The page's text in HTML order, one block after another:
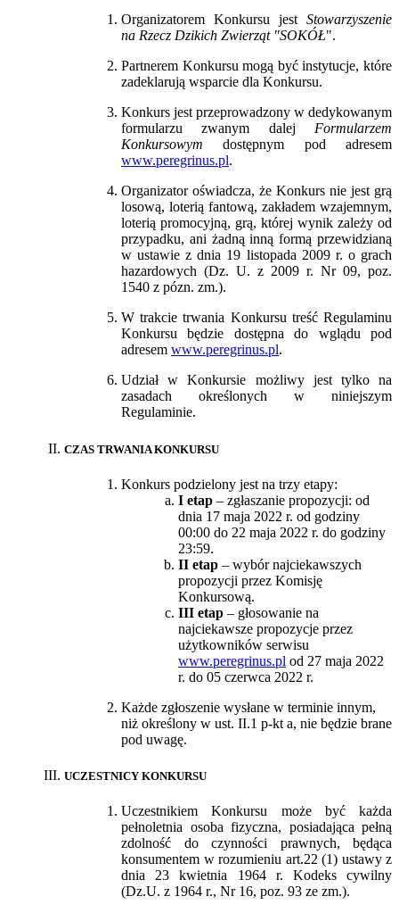
Organizatorem Konkursu jest Stowarzyszenie
na Rzecz Dzikich Zwierząt "SOKÓŁ".
Partnerem Konkursu mogą być instytucje, które
zadeklarują wsparcie dla Konkursu.
Konkurs jest przeprowadzony w dedykowanym
formularzu zwanym dalej Formularzem
Konkursowym dostępnym pod adresem
www.peregrinus.pl.
Organizator oświadcza, że Konkurs nie jest grą
losową, loterią fantową, zakładem wzajemnym,
loterią promocyjną, grą, której wynik zależy od
przypadku, ani żadną inną formą przewidzianą
w ustawie z dnia 19 listopada 2009 r. o grach
hazardowych (Dz. U. z 2009 r. Nr 09, poz.
1540 z pózn. zm.).
W trakcie trwania Konkursu treść Regulaminu
Konkursu będzie dostępna do wglądu pod
adresem www.peregrinus.pl.
Udział w Konkursie możliwy jest tylko na
zasadach określonych w niniejszym
Regulaminie.
CZAS TRWANIA KONKURSU
Konkurs podzielony jest na trzy etapy:
I etap – zgłaszanie propozycji: od
dnia 17 maja 2022 r. od godziny
00:00 do 22 maja 2022 r. do godziny
23:59.
II etap – wybór najciekawszych
propozycji przez Komisję
Konkursową.
III etap – głosowanie na
najciekawsze propozycje przez
użytkowników serwisu
www.peregrinus.pl od 27 maja 2022
r. do 05 czerwca 2022 r.
Każde zgłoszenie wysłane w terminie innym,
niż określony w ust. II.1 p-kt a, nie będzie brane
pod uwagę.
UCZESTNICY KONKURSU
Uczestnikiem Konkursu może być każda
pełnoletnia osoba fizyczna, posiadająca pełną
zdolność do czynności prawnych, będąca
konsumentem w rozumieniu art.22 (1) ustawy z
dnia 23 kwietnia 1964 r. Kodeks cywilny
(Dz.U. z 1964 r., Nr 16, poz. 93 ze zm.).